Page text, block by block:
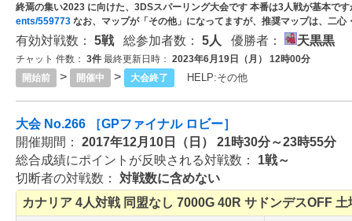
終焉の集い2023 に向けた、3DSスパーリング大会です 本番は3人戦が基本で
ents/559773 なお、マップが「その他」になってますが、推奨マップは、二
有効対戦数： 5戦総参加者数： 5人 優勝者： 天黒黒
チャット 件数： 3件 最終更新日時： 2023年6月19日（月） 12時00分
開始前
> 開催中 > 大会終了 HELP:その他
大会 No.266 ［GPファイナル ロビー］
開催期間： 2017年12月10日（日） 21時30分～23時55分
総合成績にポイントが反映される対戦数： 1戦～
切断者の対戦数： 対戦数に含めない
カナリア 4人対戦 同盟なし 7000G 40R サドンデスOFF 土